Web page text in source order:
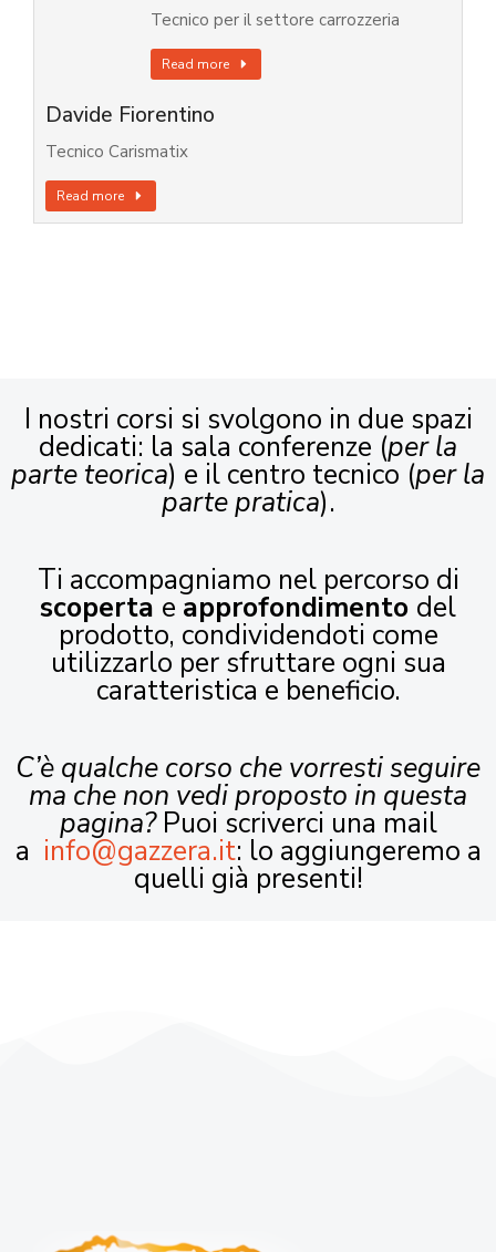
Tecnico per il settore carrozzeria
Read more
Davide Fiorentino
Tecnico Carismatix
Read more
I nostri corsi si svolgono in due spazi
dedicati: la sala conferenze (per la
parte teorica) e il centro tecnico (per la
parte pratica).
Ti accompagniamo nel percorso di
scoperta e approfondimento del
prodotto, condividendoti come
utilizzarlo per sfruttare ogni sua
caratteristica e beneficio.
C’è qualche corso che vorresti seguire
ma che non vedi proposto in questa
pagina?Puoi scriverci una mail
a info@gazzera.it: lo aggiungeremo a
quelli già presenti!